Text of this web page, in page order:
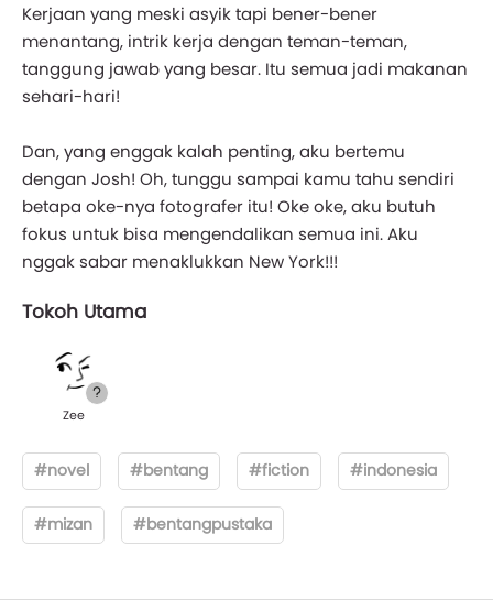
Kerjaan yang meski asyik tapi bener-bener
menantang, intrik kerja dengan teman-teman,
tanggung jawab yang besar. Itu semua jadi makanan
sehari-hari!
Dan, yang enggak kalah penting, aku bertemu
dengan Josh! Oh, tunggu sampai kamu tahu sendiri
betapa oke-nya fotografer itu! Oke oke, aku butuh
fokus untuk bisa mengendalikan semua ini. Aku
nggak sabar menaklukkan New York!!!
Tokoh Utama
Zee
#novel #bentang #fiction #indonesia
#mizan #bentangpustaka